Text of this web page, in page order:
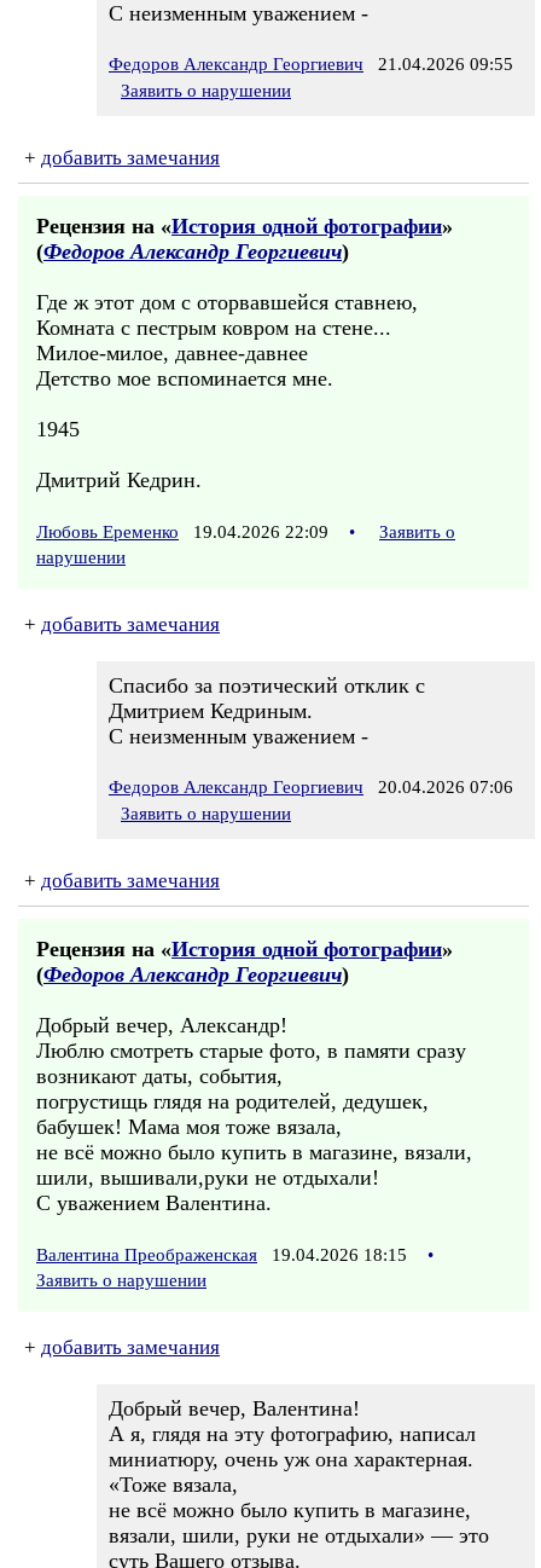
С неизменным уважением -
Федоров Александр Георгиевич 21.04.2026 09:55
Заявить о нарушении
+ добавить замечания
Рецензия на «История одной фотографии»
(Федоров Александр Георгиевич)
Где ж этот дом с оторвавшейся ставнею,
Комната с пестрым ковром на стене...
Милое-милое, давнее-давнее
Детство мое вспоминается мне.
1945
Дмитрий Кедрин.
Любовь Еременко 19.04.2026 22:09 •
Заявить о
нарушении
+ добавить замечания
Спасибо за поэтический отклик с
Дмитрием Кедриным.
С неизменным уважением -
Федоров Александр Георгиевич 20.04.2026 07:06
Заявить о нарушении
+ добавить замечания
Рецензия на «История одной фотографии»
(Федоров Александр Георгиевич)
Добрый вечер, Александр!
Люблю смотреть старые фото, в памяти сразу
возникают даты, события,
погрустищь глядя на родителей, дедушек,
бабушек! Мама моя тоже вязала,
не всё можно было купить в магазине, вязали,
шили, вышивали,руки не отдыхали!
С уважением Валентина.
Валентина Преображенская 19.04.2026 18:15
•
Заявить о нарушении
+ добавить замечания
Добрый вечер, Валентина!
А я, глядя на эту фотографию, написал
миниатюру, очень уж она характерная.
«Тоже вязала,
не всё можно было купить в магазине,
вязали, шили, руки не отдыхали» — это
суть Вашего отзыва.